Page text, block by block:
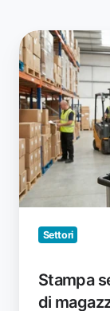
Stampa
senza
driver
per
il
personale
di
magazzino
su
Android
Settori
Stampa
di